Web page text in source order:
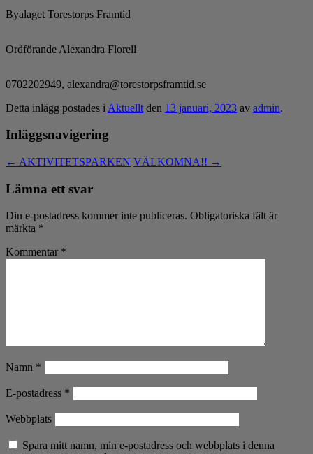
Byalaget Torestorps Framtid
Ordförande Alexandra Florell
0702202949, alexandra@torestorpsframtid.se
Detta inlägg postades i Aktuellt den 13 januari, 2023 av admin.
Inläggsnavigering
← AKTIVITETSPARKEN VÄLKOMNA!! →
Lämna ett svar
Din e-postadress kommer inte publiceras. Obligatoriska fält är
märkta *
Kommentar *
Namn *
E-postadress *
Webbplats
Spara mitt namn, min e-postadress och webbplats i denna